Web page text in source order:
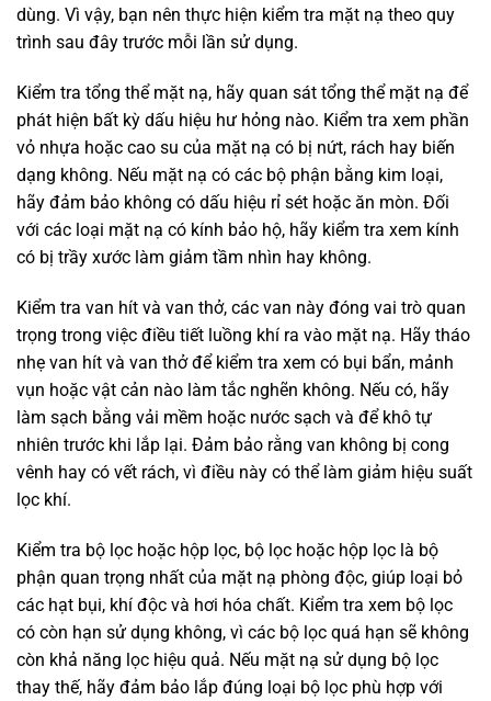
dùng. Vì vậy, bạn nên thực hiện kiểm tra mặt nạ theo quy
trình sau đây trước mỗi lần sử dụng.
Kiểm tra tổng thể mặt nạ, hãy quan sát tổng thể mặt nạ để
phát hiện bất kỳ dấu hiệu hư hỏng nào. Kiểm tra xem phần
vỏ nhựa hoặc cao su của mặt nạ có bị nứt, rách hay biến
dạng không. Nếu mặt nạ có các bộ phận bằng kim loại,
hãy đảm bảo không có dấu hiệu rỉ sét hoặc ăn mòn. Đối
với các loại mặt nạ có kính bảo hộ, hãy kiểm tra xem kính
có bị trầy xước làm giảm tầm nhìn hay không.
Kiểm tra van hít và van thở, các van này đóng vai trò quan
trọng trong việc điều tiết luồng khí ra vào mặt nạ. Hãy tháo
nhẹ van hít và van thở để kiểm tra xem có bụi bẩn, mảnh
vụn hoặc vật cản nào làm tắc nghẽn không. Nếu có, hãy
làm sạch bằng vải mềm hoặc nước sạch và để khô tự
nhiên trước khi lắp lại. Đảm bảo rằng van không bị cong
vênh hay có vết rách, vì điều này có thể làm giảm hiệu suất
lọc khí.
Kiểm tra bộ lọc hoặc hộp lọc, bộ lọc hoặc hộp lọc là bộ
phận quan trọng nhất của mặt nạ phòng độc, giúp loại bỏ
các hạt bụi, khí độc và hơi hóa chất. Kiểm tra xem bộ lọc
có còn hạn sử dụng không, vì các bộ lọc quá hạn sẽ không
còn khả năng lọc hiệu quả. Nếu mặt nạ sử dụng bộ lọc
thay thế, hãy đảm bảo lắp đúng loại bộ lọc phù hợp với